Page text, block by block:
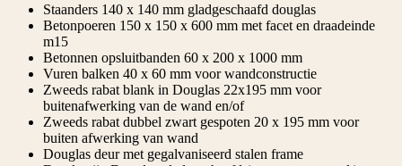
Staanders 140 x 140 mm gladgeschaafd douglas
Betonpoeren 150 x 150 x 600 mm met facet en draadeinde
m15
Betonnen opsluitbanden 60 x 200 x 1000 mm
Vuren balken 40 x 60 mm voor wandconstructie
Zweeds rabat blank in Douglas 22x195 mm voor
buitenafwerking van de wand en/of
Zweeds rabat dubbel zwart gespoten 20 x 195 mm voor
buiten afwerking van wand
Douglas deur met gegalvaniseerd stalen frame